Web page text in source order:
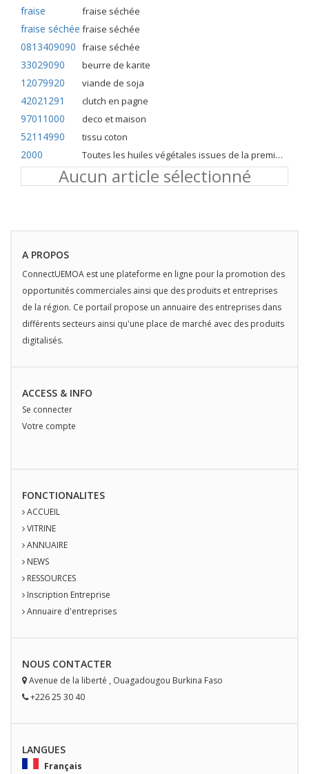
fraise fraise séchée
fraise séchée fraise séchée
0813409090 fraise séchée
33029090 beurre de karite
12079920 viande de soja
42021291 clutch en pagne
97011000 deco et maison
52114990 tissu coton
2000 Toutes les huiles végétales issues de la première pression à froid
Aucun article sélectionné
A PROPOS
ConnectUEMOA est une plateforme en ligne pour la promotion des
opportunités commerciales ainsi que des produits et entreprises
de la région. Ce portail propose un annuaire des entreprises dans
différents secteurs ainsi qu'une place de marché avec des produits
digitalisés.
ACCESS & INFO
Se connecter
Votre compte
FONCTIONALITES
ACCUEIL
VITRINE
ANNUAIRE
NEWS
RESSOURCES
Inscription Entreprise
Annuaire d'entreprises
NOUS CONTACTER
Avenue de la liberté , Ouagadougou Burkina Faso
+226 25 30 40
LANGUES
Français